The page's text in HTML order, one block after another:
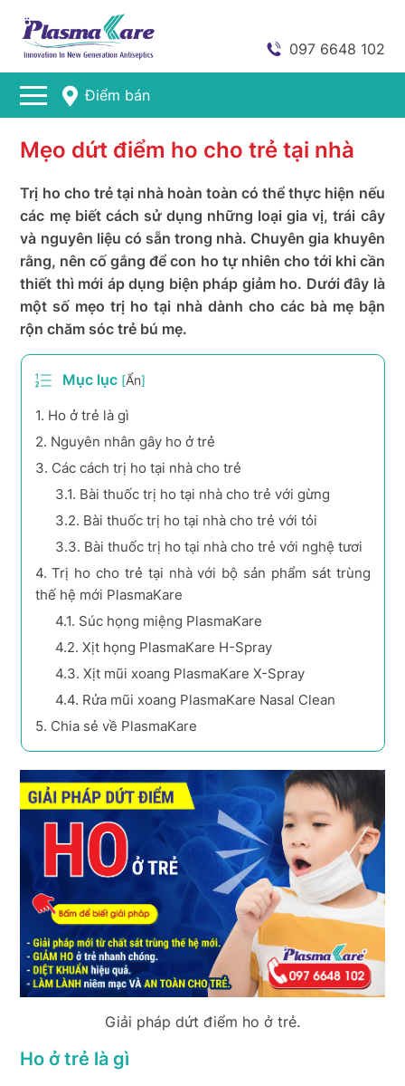
097 6648 102
Điểm bán
Mẹo dứt điểm ho cho trẻ tại nhà
Trị ho cho trẻ tại nhà hoàn toàn có thể thực hiện nếu
các mẹ biết cách sử dụng những loại gia vị, trái cây
và nguyên liệu có sẵn trong nhà. Chuyên gia khuyên
rằng, nên cố gắng để con ho tự nhiên cho tới khi cần
thiết thì mới áp dụng biện pháp giảm ho. Dưới đây là
một số mẹo trị ho tại nhà dành cho các bà mẹ bận
rộn chăm sóc trẻ bú mẹ.
Mục lục [Ẩn]
1. Ho ở trẻ là gì
2. Nguyên nhân gây ho ở trẻ
3. Các cách trị ho tại nhà cho trẻ
3.1. Bài thuốc trị ho tại nhà cho trẻ với gừng
3.2. Bài thuốc trị ho tại nhà cho trẻ với tỏi
3.3. Bài thuốc trị ho tại nhà cho trẻ với nghệ tươi
4. Trị ho cho trẻ tại nhà với bộ sản phẩm sát trùng
thế hệ mới PlasmaKare
4.1. Súc họng miệng PlasmaKare
4.2. Xịt họng PlasmaKare H-Spray
4.3. Xịt mũi xoang PlasmaKare X-Spray
4.4. Rửa mũi xoang PlasmaKare Nasal Clean
5. Chia sẻ về PlasmaKare
Giải pháp dứt điểm ho ở trẻ.
Ho ở trẻ là gì